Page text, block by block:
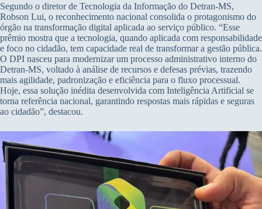
Segundo o diretor de Tecnologia da Informação do Detran-MS,
Robson Lui, o reconhecimento nacional consolida o protagonismo do
órgão na transformação digital aplicada ao serviço público. “Esse
prêmio mostra que a tecnologia, quando aplicada com responsabilidade
e foco no cidadão, tem capacidade real de transformar a gestão pública.
O DPI nasceu para modernizar um processo administrativo interno do
Detran-MS, voltado à análise de recursos e defesas prévias, trazendo
mais agilidade, padronização e eficiência para o fluxo processual.
Hoje, essa solução inédita desenvolvida com Inteligência Artificial se
torna referência nacional, garantindo respostas mais rápidas e seguras
ao cidadão”, destacou.